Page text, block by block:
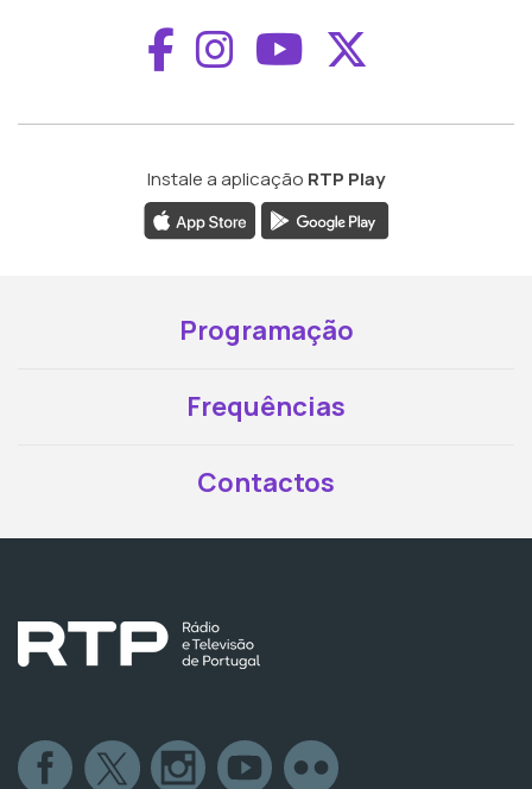
Aceder ao
Aceder ao
Aceder ao
Instale a aplicação RTP Play
Programação
Frequências
Contactos